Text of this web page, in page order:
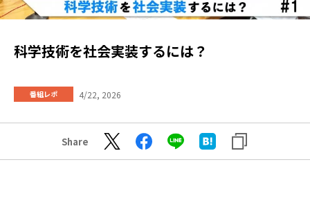
科学技術を社会実装するには？
番組レポ 4/22, 2026
Share